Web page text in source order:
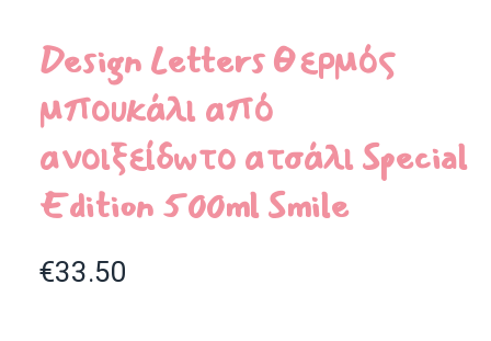
Design Letters Θερμός
μπουκάλι από
ανοιξείδωτο ατσάλι Special
Edition 500ml Smile
€33.50